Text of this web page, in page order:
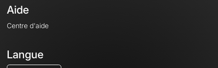
Aide
Centre d'aide
Langue